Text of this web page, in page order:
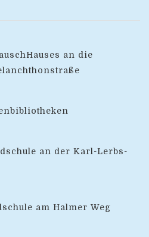
an die
an der Karl-Lerbs-
am Halmer Weg